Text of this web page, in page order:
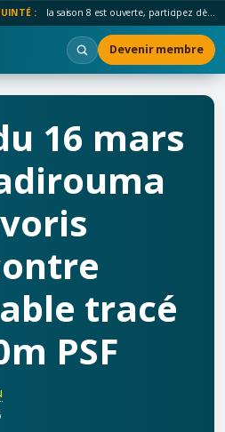
: la saison 8 est ouverte, participez dès maintenant !
Devenir membre
16 mars
tracé
PSF